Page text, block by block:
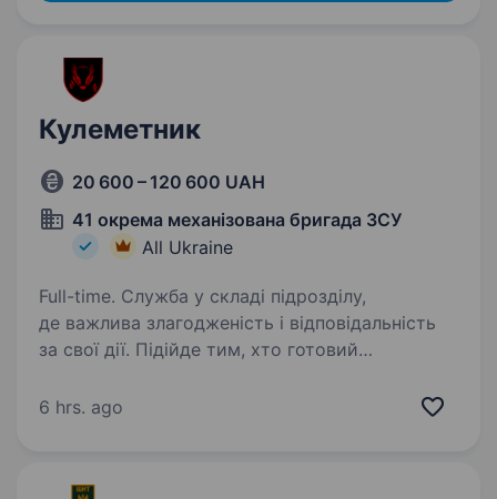
Кулеметник
20 600 – 120 600 UAH
41 окрема механізована бригада ЗСУ
All Ukraine
Full-time. Служба у складі підрозділу,
де важлива злагодженість і відповідальність
за свої дії. Підійде тим, хто готовий
задачі. 41 ОМБр запрошує на службу.
6 hrs. ago